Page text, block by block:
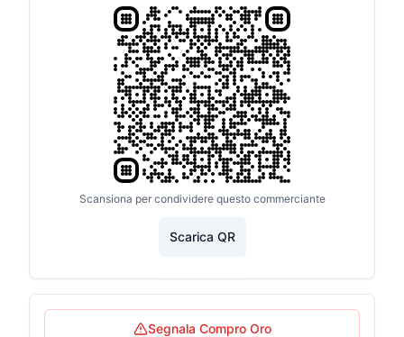
Scansiona per condividere questo commerciante
Scarica QR
Segnala Compro Oro